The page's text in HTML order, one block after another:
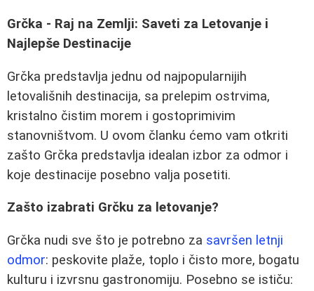
Grčka - Raj na Zemlji: Saveti za Letovanje i
Najlepše Destinacije
Grčka predstavlja jednu od najpopularnijih
letovališnih destinacija, sa prelepim ostrvima,
kristalno čistim morem i gostoprimivim
stanovništvom. U ovom članku ćemo vam otkriti
zašto Grčka predstavlja idealan izbor za odmor i
koje destinacije posebno valja posetiti.
Zašto izabrati Grčku za letovanje?
Grčka nudi sve što je potrebno za savršen letnji
odmor: peskovite plaže, toplo i čisto more, bogatu
kulturu i izvrsnu gastronomiju. Posebno se ističu: